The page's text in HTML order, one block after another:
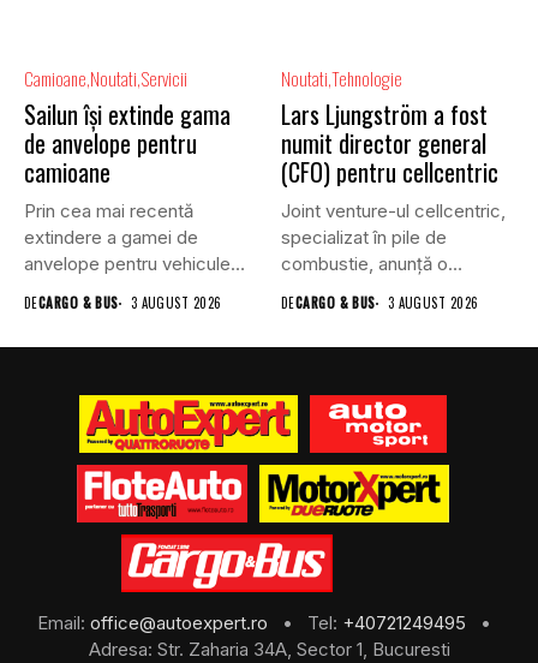
Camioane Noutati Servicii
Sailun își extinde gama
de anvelope pentru
camioane
Prin cea mai recentă
extindere a gamei de
anvelope pentru vehicule
comerciale,...
DECARGO & BUS 3 AUGUST 2026
NoutatiTehnologie
Lars Ljungström a fost
numit director general
(CFO) pentru cellcentric
Joint venture-ul cellcentric,
specializat în pile de
combustie, anunță o
schimbare în...
DECARGO & BUS 3 AUGUST 2026
Email: office@autoexpert.ro • Tel: +40721249495
•
Adresa: Str. Zaharia 34A, Sector 1, Bucuresti